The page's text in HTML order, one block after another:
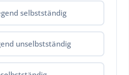
selbstständig
unselbstständig